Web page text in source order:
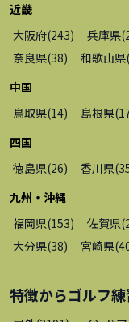
近畿
大阪府(243) 兵庫県(
奈良県(38) 和歌山県(
中国
鳥取県(14) 島根県(
四国
徳島県(26) 香川県(
九州・沖縄
福岡県(153) 佐賀県(
大分県(38) 宮崎県(
特徴からゴルフ